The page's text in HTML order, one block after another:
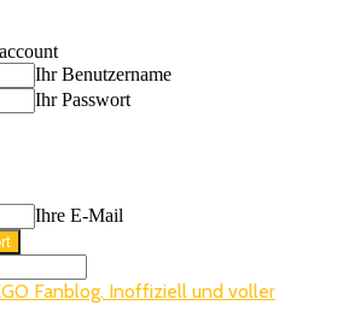
Ihr Benutzername
Ihr Passwort
Ihre E-Mail
Fanblog. Inoffiziell und voller